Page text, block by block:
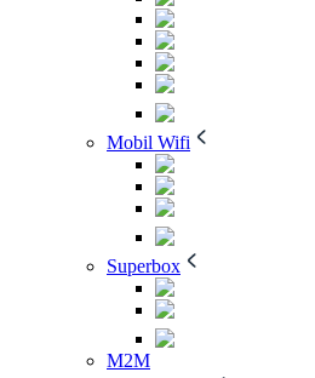
Mobil Wifi
Superbox
M2M